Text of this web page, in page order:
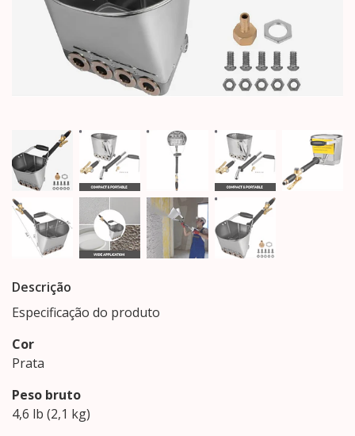
Descrição
Especificação do produto
Cor
Prata
Peso bruto
4,6 lb (2,1 kg)